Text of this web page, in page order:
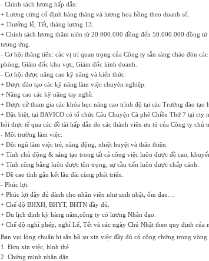
- Chính sách lương hấp dẫn:
+ Lương cứng cố định hàng tháng và lương hoa hồng theo doanh số.
+ Thưởng lễ, Tết, tháng lương 13.
+ Chính sách lương thâm niên từ 20.000.000 đồng đến 50.000.000 đồng
tương ứng.
- Cơ hội thăng tiến: các vị trí quan trọng của Công ty sẵn sàng chào đón
phòng, Giám đốc khu vực, Giám đốc kinh doanh.
- Cơ hội được nâng cao kỹ năng và kiến thức:
+ Được đào tạo các kỹ năng làm việc chuyên nghiệp.
+ Nâng cao các kỹ năng tay nghề.
+ Được cử tham gia các khóa học nâng cao trình độ tại các Trường đào tạo
+ Đặc biệt, tại BAVICO có tổ chức Câu Chuyện Cà phê Chiều Thứ 7 tại cty
hỏi thực tế qua các đề tài hấp dẫn do các thành viên ưu tú của Công ty chủ
- Môi trường làm việc:
+ Đội ngũ làm việc trẻ, năng động, nhiệt huyệt và thân thiện.
+ Tính chủ động & sáng tạo trong tất cả công việc luôn được đề cao,
+ Tính công bằng luôn được tôn trọng, sự cầu tiến luôn được chấp cánh.
+ Đề cao tính gắn kết lâu dài cùng phát triển.
- Phúc lợi:
+ Phúc lợi đầy đủ dành cho nhân viên như sinh nhật, ốm đau…
+ Chế độ BHXH, BHYT, BHTN đầy đủ.
+ Du lịch định kỳ hàng năm,công ty có lương Nhân đạo.
+ Chế độ nghỉ phép, nghỉ Lế, Tết và các ngày Chủ Nhật theo quy định của
Bạn vui lòng chuẩn bị sẵn hồ sơ xin việc đầy đủ có công chứng trong vòng
1. Đơn xin việc, hình thẻ
2. Chứng minh nhân dân